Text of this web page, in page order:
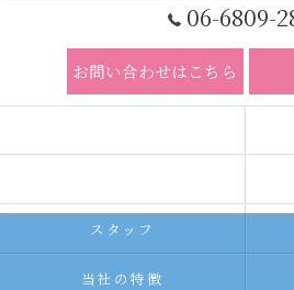
06-6809-
お問い合わせはこちら
スタッフ
当社の特徴